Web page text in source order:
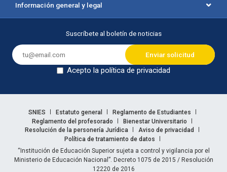
Información general y legal
Suscríbete al boletín de noticias
Acepto la política de privacidad
Enlaces legales
SNIES Estatuto general
Reglamento de Estudiantes
Reglamento del profesorado
Bienestar Universitario
Resolución de la personería Jurídica
Aviso de privacidad
Política de tratamiento de datos
Información legal
“Institución de Educación Superior sujeta a control y vigilancia por el
Ministerio de Educación Nacional”. Decreto 1075 de 2015 / Resolución
12220 de 2016